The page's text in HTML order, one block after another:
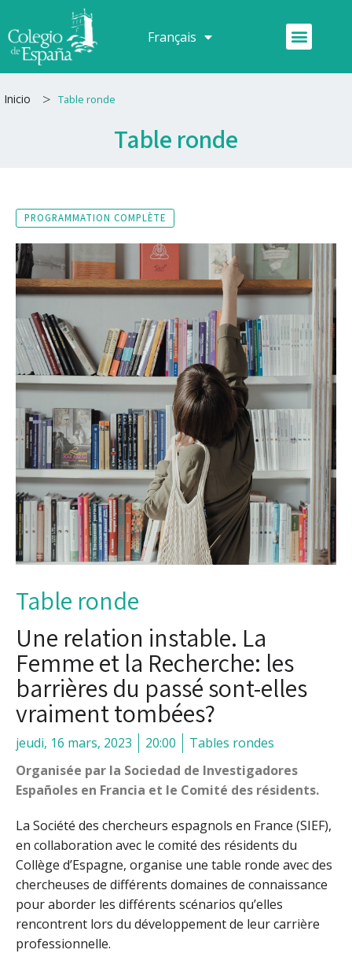
au
contenu
Français
Español Menu
Inicio > Table ronde
Table ronde
PROGRAMMATION COMPLÈTE
Table ronde
Une relation instable. La
Femme et la Recherche: les
barrières du passé sont-elles
vraiment tombées?
jeudi, 16 mars, 2023 20:00
Tables rondes
Organisée par la Sociedad de Investigadores
Españoles en Francia et le Comité des résidents.
La Société des chercheurs espagnols en France (SIEF),
en collaboration avec le comité des résidents du
Collège d’Espagne, organise une table ronde avec des
chercheuses de différents domaines de connaissance
pour aborder les différents scénarios qu’elles
rencontrent lors du développement de leur carrière
professionnelle.